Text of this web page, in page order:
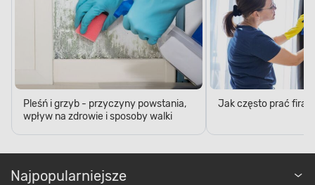
Pleśń i grzyb - przyczyny powstania,
wpływ na zdrowie i sposoby walki
Jak często prać
Najpopularniejsze